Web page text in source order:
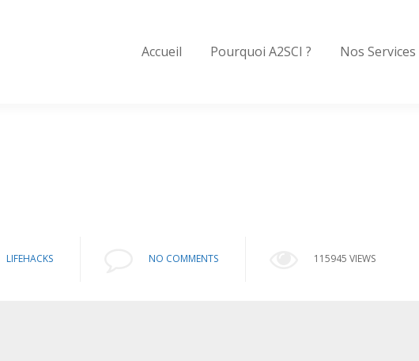
Accueil Pourquoi A2SCI ? Nos Services
LIFEHACKS NO COMMENTS 115945 VIEWS